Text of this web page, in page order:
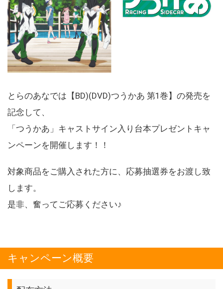
とらのあなでは【BD)(DVD)つうかあ 第1巻】の発売を
記念して、
「つうかあ」キャストサイン入り台本プレゼントキャ
ンペーンを開催します！！
対象商品をご購入された方に、応募抽選券をお渡し致
します。
是非、奮ってご応募ください♪
キャンペーン概要